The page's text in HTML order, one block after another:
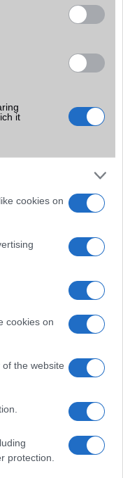
it
cookies on
cookies on
the website
protection.
Ft (új)
bemutató dátum -
le a leplet az
Phone Arena
az iPhone 18 Pro